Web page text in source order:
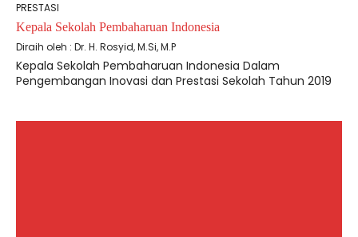
PRESTASI
Kepala Sekolah Pembaharuan Indonesia
Diraih oleh : Dr. H. Rosyid, M.Si, M.P
Kepala Sekolah Pembaharuan Indonesia Dalam
Pengembangan Inovasi dan Prestasi Sekolah Tahun 2019